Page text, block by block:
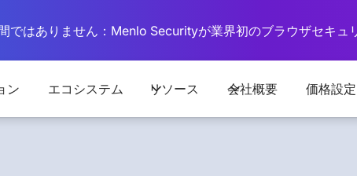
ではありません：Menlo Securityが業界初のブラウザセキュ
ン エコシステム リソース 会社概要 価格設定